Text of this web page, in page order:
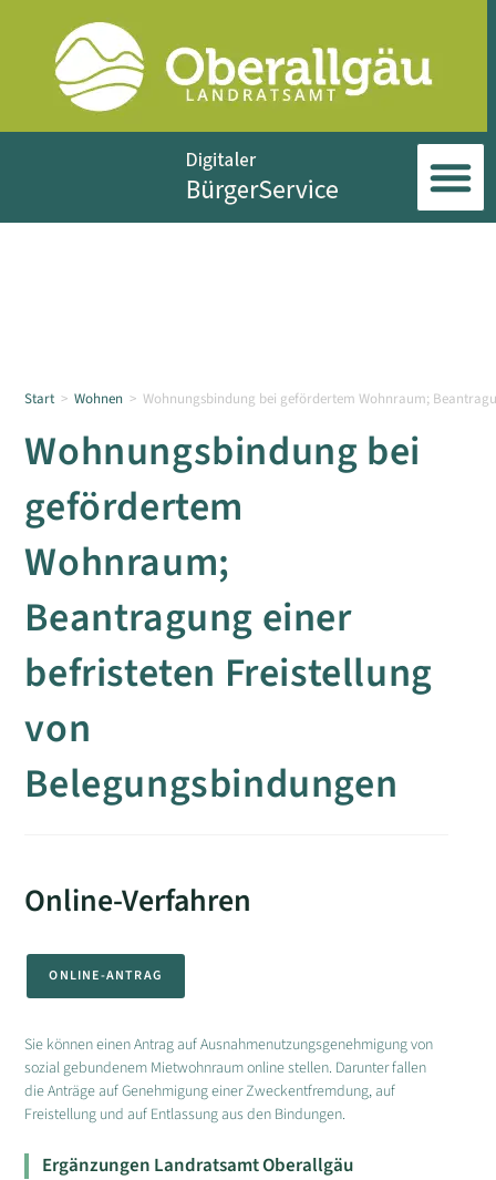
Start > Wohnen > Wohnungsbindung bei gefördertem Wohnraum;
Wohnungsbindung bei
gefördertem
Wohnraum;
Beantragung einer
befristeten Freistellung
von
Belegungsbindungen
Online-Verfahren
ONLINE-ANTRAG
Sie können einen Antrag auf Ausnahmenutzungsgenehmigung von
sozial gebundenem Mietwohnraum online stellen. Darunter fallen
die Anträge auf Genehmigung einer Zweckentfremdung, auf
Freistellung und auf Entlassung aus den Bindungen.
Ergänzungen Landratsamt Oberallgäu